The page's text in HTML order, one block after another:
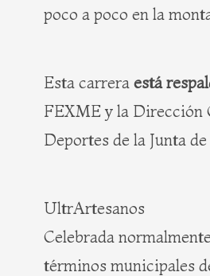
poco a poco en la
Esta carrera está
FEXME y la Dirección
Deportes de la Junta
UltrArtesanos
Celebrada
términos municipales